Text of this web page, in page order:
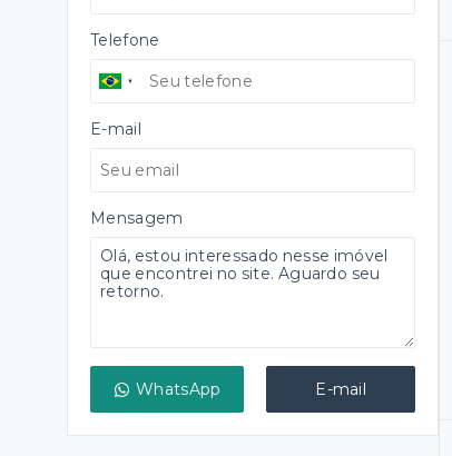
Telefone
E-mail
Mensagem
WhatsApp E-mail